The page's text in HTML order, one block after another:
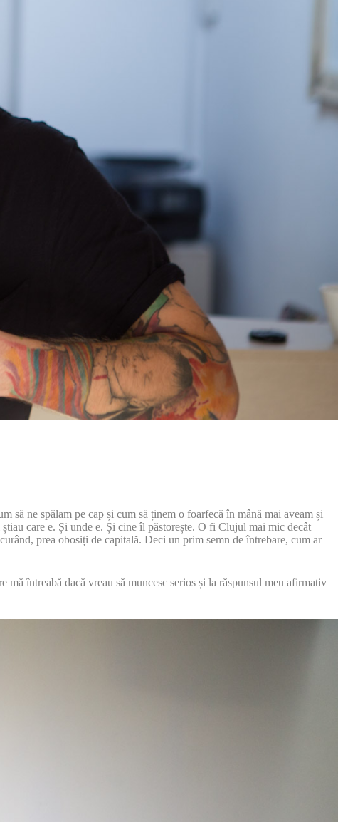
să ne spălam pe cap și cum să ținem o foarfecă în mână mai aveam și
care e. Și unde e. Și cine îl păstorește. O fi Clujul mai mic decât
prea obosiți de capitală. Deci un prim semn de întrebare, cum ar
întreabă dacă vreau să muncesc serios și la răspunsul meu afirmativ